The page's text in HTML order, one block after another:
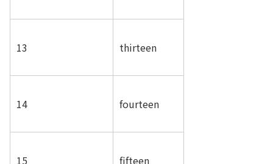
13 thirteen
14 fourteen
15 fifteen